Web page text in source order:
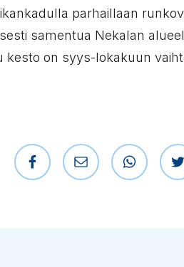
parhaillaan
samentua Nekalan
kesto on syys-lokakuun
Jaa Facebookissa
Jaa sähköpostilla
Jaa